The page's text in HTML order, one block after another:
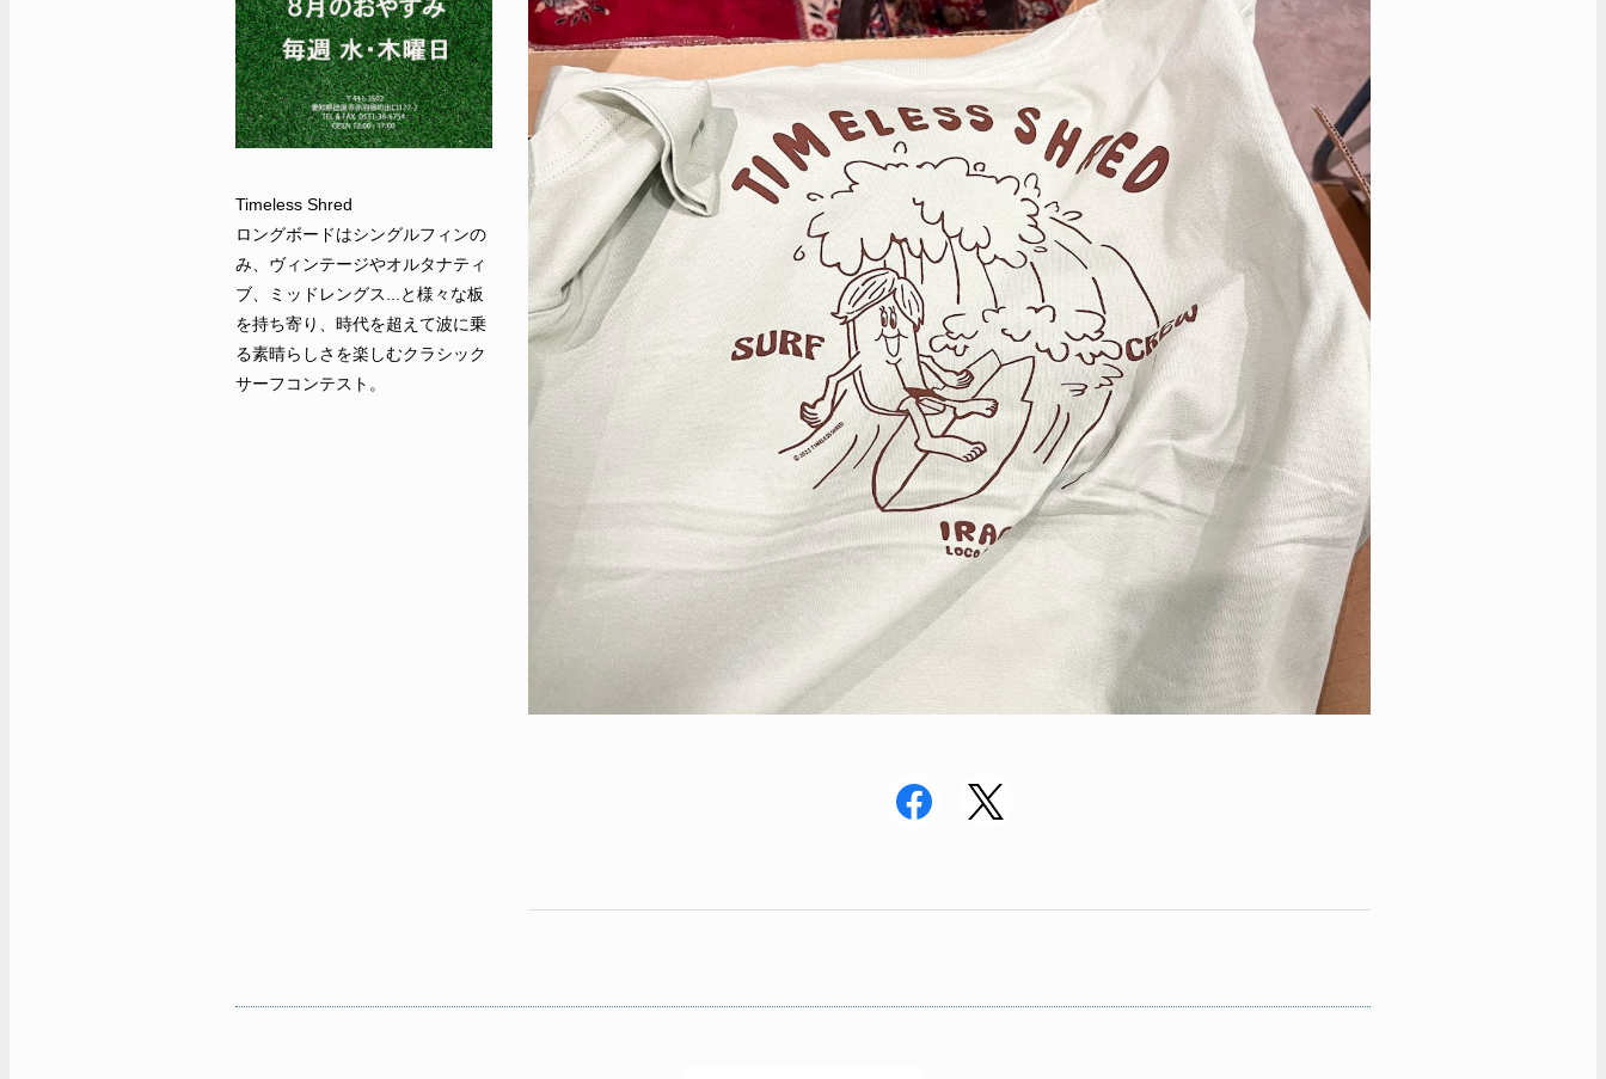
Timeless Shred
ロングボードはシングルフィンの
み、ヴィンテージやオルタナティ
ブ、ミッドレングス...と様々な板
を持ち寄り、時代を超えて波に乗
る素晴らしさを楽しむクラシック
サーフコンテスト。